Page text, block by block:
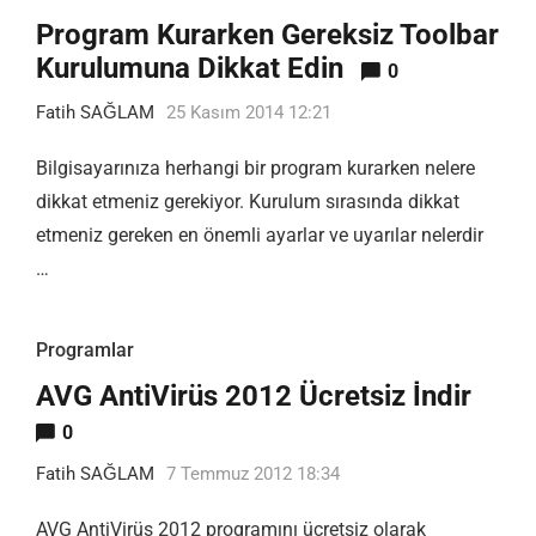
Program Kurarken Gereksiz Toolbar
Kurulumuna Dikkat Edin
0
Fatih SAĞLAM 25 Kasım 2014 12:21
Bilgisayarınıza herhangi bir program kurarken nelere
dikkat etmeniz gerekiyor. Kurulum sırasında dikkat
etmeniz gereken en önemli ayarlar ve uyarılar nelerdir
…
Programlar
AVG AntiVirüs 2012 Ücretsiz İndir
0
Fatih SAĞLAM 7 Temmuz 2012 18:34
AVG AntiVirüs 2012 programını ücretsiz olarak